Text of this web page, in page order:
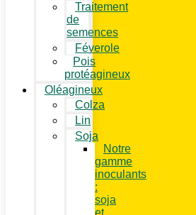
Traitement
de
semences
Féverole
Pois
protéagineux
Oléagineux
Colza
Lin
Soja
Notre
gamme
inoculants
:
soja
et